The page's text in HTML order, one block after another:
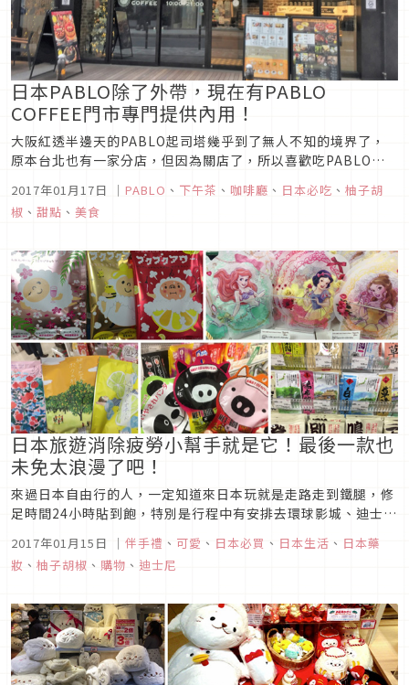
日本PABLO除了外帶，現在有PABLO
COFFEE門市專門提供內用！
大阪紅透半邊天的PABLO起司塔幾乎到了無人不知的境界了，
原本台北也有一家分店，但因為關店了，所以喜歡吃PABLO起
司塔的人，還是得要到大阪來才吃得到了！
2017年01月17日 ｜ PABLO 、 下午茶 、 咖啡廳 、 日本必吃 、 柚子胡
椒 、 甜點 、 美食
日本旅遊消除疲勞小幫手就是它！最後一款也
未免太浪漫了吧！
來過日本自由行的人，一定知道來日本玩就是走路走到鐵腿，修
足時間24小時貼到飽，特別是行程中有安排去環球影城、迪士尼
椒要分享的，雖然不是針對腳酸，但對消除旅行整體疲勞可說是
很有幫助的方法，那就是泡澡啦！
2017年01月15日 ｜ 伴手禮 、 可愛 、 日本必買 、 日本生活 、 日本藥
妝 、 柚子胡椒 、 購物 、 迪士尼